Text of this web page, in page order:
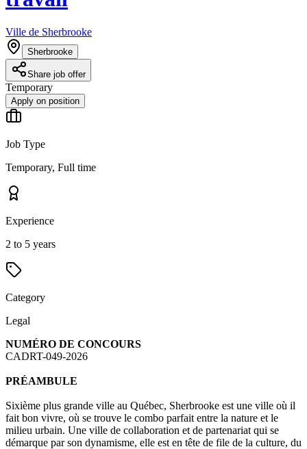
Ville de Sherbrooke
Sherbrooke
Share job offer
Temporary
Apply on position
Job Type
Temporary, Full time
Experience
2 to 5 years
Category
Legal
NUMÉRO DE CONCOURS
CADRT-049-2026
PRÉAMBULE
Sixième plus grande ville au Québec, Sherbrooke est une ville où il
fait bon vivre, où se trouve le combo parfait entre la nature et le
milieu urbain. Une ville de collaboration et de partenariat qui se
démarque par son dynamisme, elle est en tête de file de la culture, du